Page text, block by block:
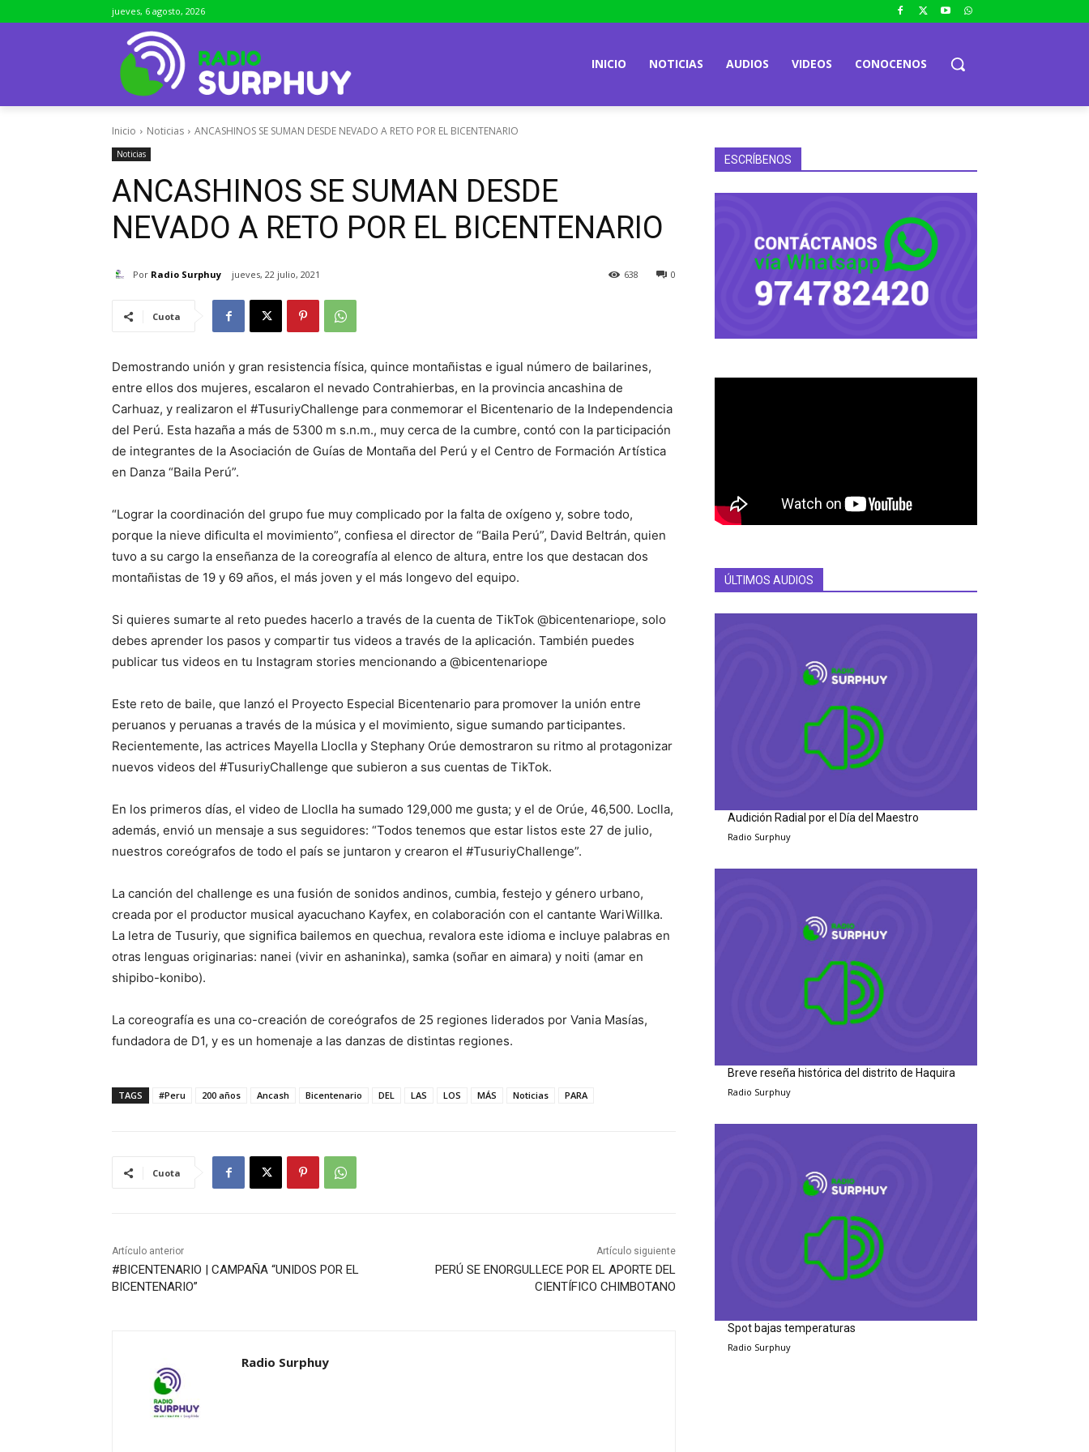
jueves, 6 agosto, 2026
INICIO NOTICIAS AUDIOS VIDEOS CONOCENOS
Inicio Noticias ANCASHINOS SE SUMAN DESDE NEVADO A RETO POR EL BICENTENARIO
Noticias
ANCASHINOS SE SUMAN DESDE
NEVADO A RETO POR EL BICENTENARIO
Por Radio Surphuy jueves, 22 julio, 2021 0
638
Cuota
Demostrando unión y gran resistencia física, quince montañistas e igual número de bailarines,
entre ellos dos mujeres, escalaron el nevado Contrahierbas, en la provincia ancashina de
Carhuaz, y realizaron el #TusuriyChallenge para conmemorar el Bicentenario de la Independencia
del Perú. Esta hazaña a más de 5300 m s.n.m., muy cerca de la cumbre, contó con la participación
de integrantes de la Asociación de Guías de Montaña del Perú y el Centro de Formación Artística
en Danza “Baila Perú”.
“Lograr la coordinación del grupo fue muy complicado por la falta de oxígeno y, sobre todo,
porque la nieve dificulta el movimiento”, confiesa el director de “Baila Perú”, David Beltrán, quien
tuvo a su cargo la enseñanza de la coreografía al elenco de altura, entre los que destacan dos
montañistas de 19 y 69 años, el más joven y el más longevo del equipo.
Si quieres sumarte al reto puedes hacerlo a través de la cuenta de TikTok @bicentenariope, solo
debes aprender los pasos y compartir tus videos a través de la aplicación. También puedes
publicar tus videos en tu Instagram stories mencionando a @bicentenariope
Este reto de baile, que lanzó el Proyecto Especial Bicentenario para promover la unión entre
peruanos y peruanas a través de la música y el movimiento, sigue sumando participantes.
Recientemente, las actrices Mayella Lloclla y Stephany Orúe demostraron su ritmo al protagonizar
nuevos videos del #TusuriyChallenge que subieron a sus cuentas de TikTok.
En los primeros días, el video de Lloclla ha sumado 129,000 me gusta; y el de Orúe, 46,500. Loclla,
además, envió un mensaje a sus seguidores: “Todos tenemos que estar listos este 27 de julio,
nuestros coreógrafos de todo el país se juntaron y crearon el #TusuriyChallenge”.
La canción del challenge es una fusión de sonidos andinos, cumbia, festejo y género urbano,
creada por el productor musical ayacuchano Kayfex, en colaboración con el cantante WariWillka.
La letra de Tusuriy, que significa bailemos en quechua, revalora este idioma e incluye palabras en
otras lenguas originarias: nanei (vivir en ashaninka), samka (soñar en aimara) y noiti (amar en
shipibo-konibo).
La coreografía es una co-creación de coreógrafos de 25 regiones liderados por Vania Masías,
fundadora de D1, y es un homenaje a las danzas de distintas regiones.
TAGS #Peru 200 años Ancash Bicentenario DEL LAS LOS MÁS Noticias PARA
Cuota
Artículo anterior
#BICENTENARIO | CAMPAÑA “UNIDOS POR EL
BICENTENARIO”
Artículo siguiente
PERÚ SE ENORGULLECE POR EL APORTE DEL
CIENTÍFICO CHIMBOTANO
Radio Surphuy
ESCRÍBENOS
ÚLTIMOS AUDIOS
Audición Radial por el Día del Maestro
Radio Surphuy
Breve reseña histórica del distrito de Haquira
Radio Surphuy
Spot bajas temperaturas
Radio Surphuy